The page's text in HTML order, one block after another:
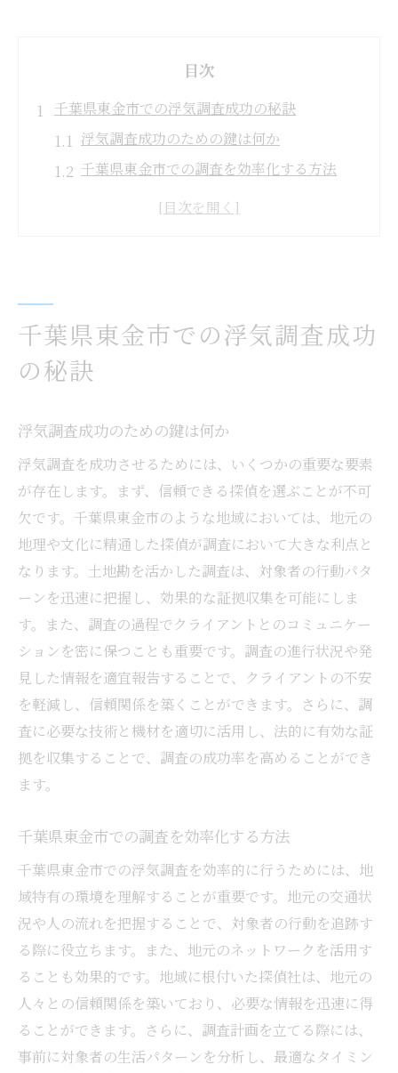
目次
千葉県東金市での浮気調査成功の秘訣
浮気調査成功のための鍵は何か
千葉県東金市での調査を効率化する方法
浮気調査で信頼できる探偵の特徴
探偵選びで浮気調査を成功させる方法
浮気調査に最適な探偵の選び方
成功する浮気調査のために必要な探偵とは
信頼できる探偵の選び方とその特徴
浮気調査の成功率を高める探偵選び
適切な探偵選びがもたらす調査の成果
浮気調査を効果的に行う探偵の選び方
効果的な浮気調査には探偵選びが重要
優れた探偵が浮気調査を成功に導く
調査の効果を引き出す探偵の選択
浮気調査で結果を出す探偵の見つけ方
探偵選びが浮気調査に与える影響
浮気調査成功のための探偵選びの要点
浮気調査で信頼できる探偵の見つけ方
探偵の信頼性が浮気調査に与える影響
成功する浮気調査に不可欠な探偵の選び方
信頼できる探偵の評価基準と選び方
浮気調査における信頼できる探偵の条件
千葉県東金市の浮気調査のポイント
浮気調査を成功させるための地域の特性
千葉県東金市での浮気調査の実際
地域特性を活かした浮気調査の進め方
千葉県東金市での浮気調査成功
の秘訣
浮気調査成功のための鍵は何か
浮気調査を成功させるためには、いくつかの重要な要素
が存在します。まず、信頼できる探偵を選ぶことが不可
欠です。千葉県東金市のような地域においては、地元の
地理や文化に精通した探偵が調査において大きな利点と
なります。土地勘を活かした調査は、対象者の行動パタ
ーンを迅速に把握し、効果的な証拠収集を可能にしま
す。また、調査の過程でクライアントとのコミュニケー
ションを密に保つことも重要です。調査の進行状況や発
見した情報を適宜報告することで、クライアントの不安
を軽減し、信頼関係を築くことができます。さらに、調
査に必要な技術と機材を適切に活用し、法的に有効な証
拠を収集することで、調査の成功率を高めることができ
ます。
千葉県東金市での調査を効率化する方法
千葉県東金市での浮気調査を効率的に行うためには、地
域特有の環境を理解することが重要です。地元の交通状
況や人の流れを把握することで、対象者の行動を追跡す
る際に役立ちます。また、地元のネットワークを活用す
ることも効果的です。地域に根付いた探偵社は、地元の
人々との信頼関係を築いており、必要な情報を迅速に得
ることができます。さらに、調査計画を立てる際には、
事前に対象者の生活パターンを分析し、最適なタイミン